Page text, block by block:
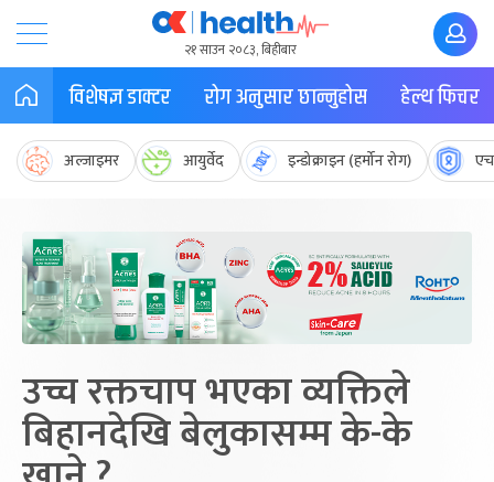
२१ साउन २०८३, बिहीबार
विशेषज्ञ डाक्टर रोग अनुसार छान्नुहोस हेल्थ फिचर
अल्जाइमर आयुर्वेद इन्डोक्राइन (हर्मोन रोग)
उच्च रक्तचाप भएका व्यक्तिले
बिहानदेखि बेलुकासम्म के-के